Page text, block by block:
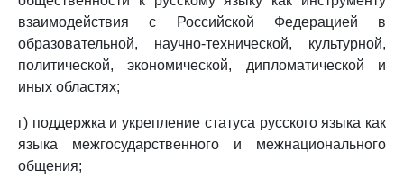
взаимодействия с Российской Федерацией в
образовательной, научно-технической, культурной,
политической, экономической, дипломатической и
иных областях;
г) поддержка и укрепление статуса русского языка как
языка межгосударственного и межнационального
общения;